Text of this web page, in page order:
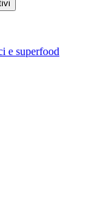
e superfood